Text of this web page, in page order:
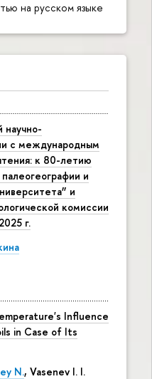
на русском языке
научно-
с международным
к 80-летию
и
и
комиссии
г.
Influence
in Case of Its
N., Vasenev I. I.